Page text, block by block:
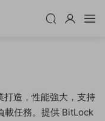
打造，性能強大，支持
載任務。提供 BitLock